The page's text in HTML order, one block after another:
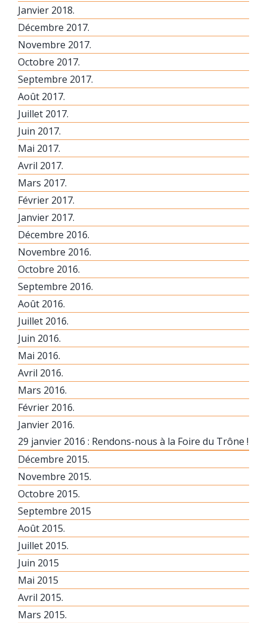
Janvier 2018.
Décembre 2017.
Novembre 2017.
Octobre 2017.
Septembre 2017.
Août 2017.
Juillet 2017.
Juin 2017.
Mai 2017.
Avril 2017.
Mars 2017.
Février 2017.
Janvier 2017.
Décembre 2016.
Novembre 2016.
Octobre 2016.
Septembre 2016.
Août 2016.
Juillet 2016.
Juin 2016.
Mai 2016.
Avril 2016.
Mars 2016.
Février 2016.
Janvier 2016.
29 janvier 2016 : Rendons-nous à la Foire du Trône !
Décembre 2015.
Novembre 2015.
Octobre 2015.
Septembre 2015
Août 2015.
Juillet 2015.
Juin 2015
Mai 2015
Avril 2015.
Mars 2015.